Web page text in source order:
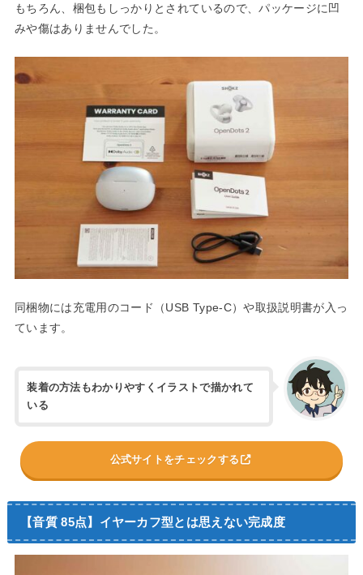
もちろん、梱包もしっかりとされているので、パッケージに凹
みや傷はありませんでした。
同梱物には充電用のコード（USB Type-C）や取扱説明書が入っ
ています。
装着の方法もわかりやすくイラストで描かれて
いる
公式サイトをチェックする
【音質 85点】イヤーカフ型とは思えない完成度